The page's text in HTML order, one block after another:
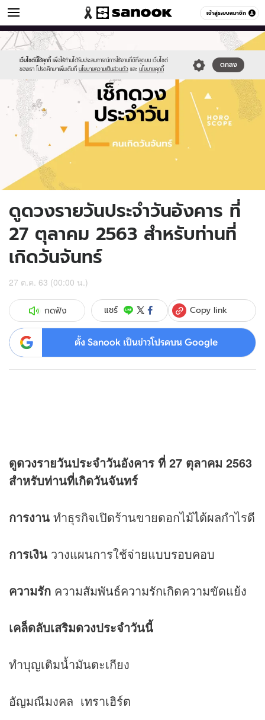
เข้าสู่ระบบสมาชิก
ดูดวง หมวดอื่นๆ
เว็บไซต์นี้ใช้คุกกี้ เพื่อให้ท่านได้รับประสบการณ์การใช้งานที่ดีที่สุดบน เว็บไซต์
ของเรา โปรดศึกษาเพิ่มเติมที่ นโยบายความเป็นส่วนตัว และ นโยบายคุกกี้
ตกลง
Sanook
//s.isanook.com/sr/0/images/logo-
new-
sanook.png
600
60
//s.isanook.com/ho/0/ud/fxd/day/daily-
horoscope-
monday.jpg
ดูดวงรายวันประจำวันอังคาร ที่
27 ตุลาคม 2563 สำหรับท่านที่
เกิดวันจันทร์
27 ต.ค. 63 (00:00 น.)
กดฟัง แชร์ Copy link
ตั้ง Sanook เป็นข่าวโปรดบน Google
ดูดวงรายวันประจำวันอังคาร ที่ 27 ตุลาคม 2563
สำหรับท่านที่เกิดวันจันทร์
การงาน ทำธุรกิจเปิดร้านขายดอกไม้ได้ผลกำไรดี
การเงิน วางแผนการใช้จ่ายแบบรอบคอบ
ความรัก ความสัมพันธ์ความรักเกิดความขัดแย้ง
เคล็ดลับเสริมดวงประจำวันนี้
ทำบุญเติมน้ำมันตะเกียง
อัญมณีมงคล เทราเฮิร์ต